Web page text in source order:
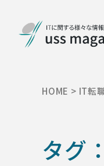
HOME > IT転
タグ